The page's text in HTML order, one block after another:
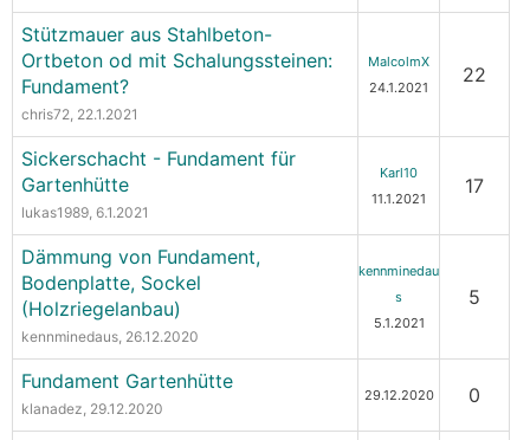
Stützmauer aus Stahlbeton-
Ortbeton od mit Schalungssteinen:
Fundament?
chris72, 22.1.2021
MalcolmX
24.1.2021
22
Sickerschacht - Fundament für
Gartenhütte
lukas1989, 6.1.2021
Karl10
11.1.2021
17
Dämmung von Fundament,
Bodenplatte, Sockel
(Holzriegelanbau)
kennminedaus, 26.12.2020
kennminedau
s
5.1.2021
5
Fundament Gartenhütte
klanadez, 29.12.2020
29.12.2020 0